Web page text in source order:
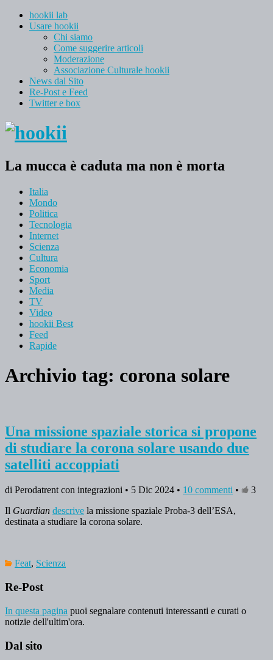
hookii lab
Usare hookii
Chi siamo
Come suggerire articoli
Moderazione
Associazione Culturale hookii
News dal Sito
Re-Post e Feed
Twitter e box
La mucca è caduta ma non è morta
Italia
Mondo
Politica
Tecnologia
Internet
Scienza
Cultura
Economia
Sport
Media
TV
Video
hookii Best
Feed
Rapide
Archivio tag: corona solare
Una missione spaziale storica si propone
di studiare la corona solare usando due
satelliti accoppiati
di Perodatrent con integrazioni • 5 Dic 2024 • 10 commenti •
3
Il Guardian descrive la missione spaziale Proba-3 dell’ESA,
destinata a studiare la corona solare.
Feat, Scienza
Re-Post
In questa pagina puoi segnalare contenuti interessanti e curati o
notizie dell'ultim'ora.
Dal sito